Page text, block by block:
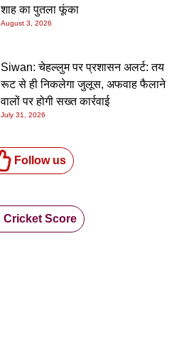
शाह का पुतला फूंका
August 3, 2026
Siwan: चेहल्लुम पर प्रशासन अलर्ट: तय
रूट से ही निकलेगा जुलूस, अफवाह फैलाने
वालों पर होगी सख्त कार्रवाई
July 31, 2026
Follow us
Cricket Score